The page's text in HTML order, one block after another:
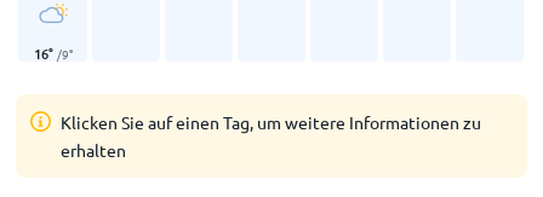
16° /9°
Klicken Sie auf einen Tag, um weitere Informationen zu
erhalten